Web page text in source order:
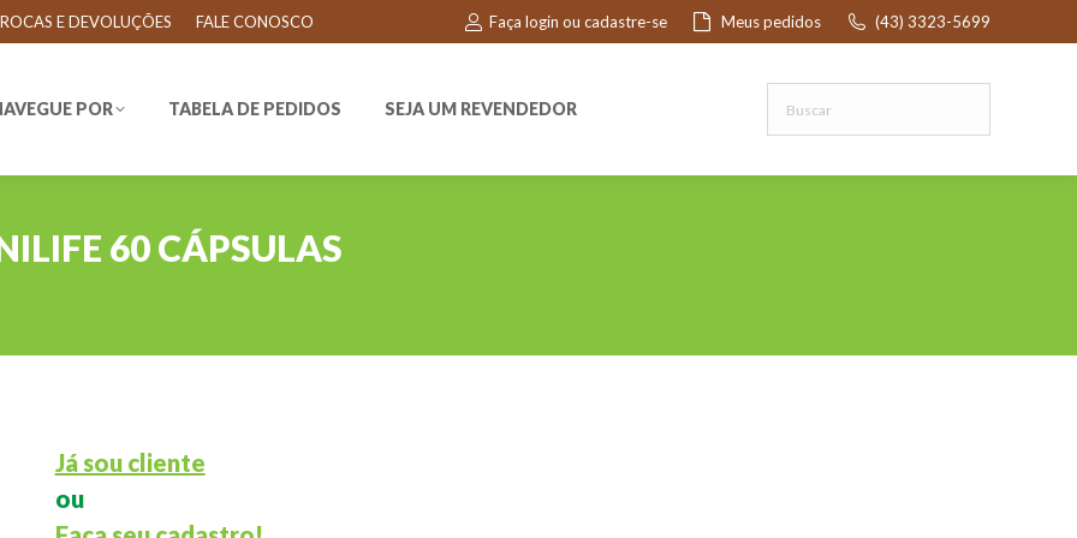
E DEVOLUÇÕES FALE CONOSCO Faça login ou cadastre-se Meus pedidos (43) 3323-5699
POR TABELA DE PEDIDOS SEJA UM REVENDEDOR
60 CÁPSULAS
Já sou cliente
ou
POR TABELA DE PEDIDOS SEJA UM REVENDEDOR